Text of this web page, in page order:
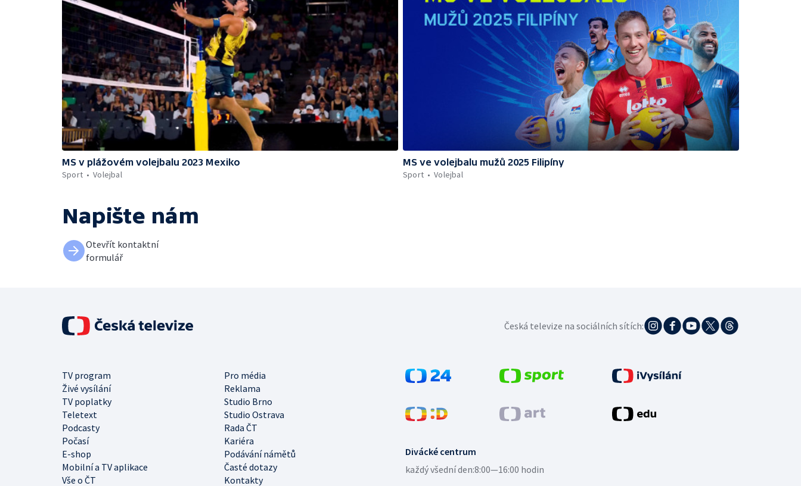
MS v plážovém volejbalu 2023 Mexiko
Sport
Volejbal
MS ve volejbalu mužů 2025 Filipíny
Sport
Volejbal
Napište nám
Otevřít kontaktní
formulář
Divácké centrum
každý všední den:8:00—16:00 hodin
TV program
Pro média
Živé vysílání
Reklama
TV poplatky
Studio Brno
Teletext
Studio Ostrava
Podcasty
Rada ČT
Počasí
Kariéra
E-shop
Podávání námětů
Mobilní a TV aplikace
Časté dotazy
Vše o ČT
Kontakty
Česká televize na sociálních sítích: